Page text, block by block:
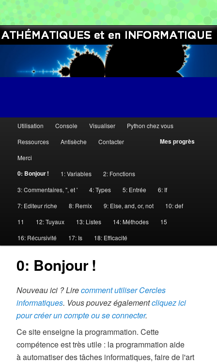
[Distance Education in Python]
p
Aller
contenu
principal
Aller
contenu
secondaire
Utilisation Console Visualiser
Python chez vous
Ressources
Antisèche Contacter Mes progrès
Merci
0: Bonjour ! 1: Variables
2: Fonctions
3: Commentaires, ", et '
4: Types 5: Entrée
6: If
7: Editeur riche
8: Remix 9: Else, and, or, not
10: def
11
12: Tuyaux 13: Listes 14: Méthodes
15
16: Récursivité
17: Is 18: Efficacité
0: Bonjour !
Nouveau ici ? Lirecomment utiliser Cercles
informatiques. Vous pouvez égalementcliquez ici
pour créer un compte ou se connecter.
Ce site enseigne la programmation. Cette
compétence est très utile : la programmation aide
à automatiser des tâches informatiques, faire de l'art
Cercles informatiques